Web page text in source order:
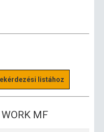
listához
MF